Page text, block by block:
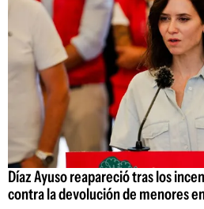
Díaz Ayuso reapareció tras los
contra la devolución de menores